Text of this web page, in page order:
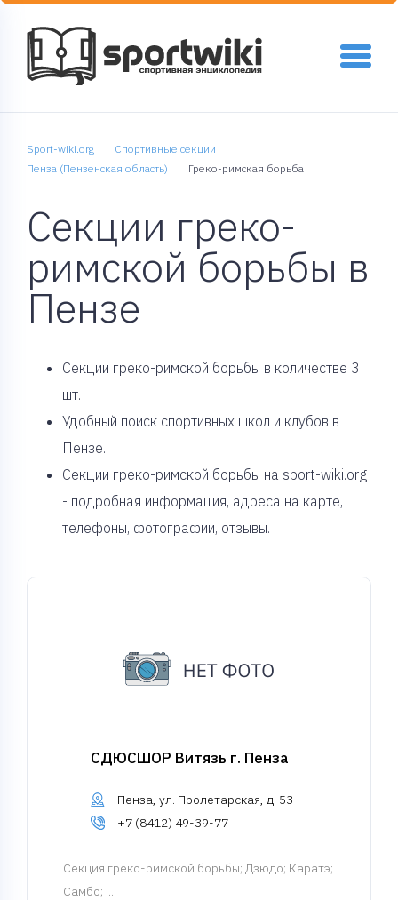
Sport-wiki.org
Спортивные секции
Пенза (Пензенская область)
Греко-римская борьба
Секции греко-
римской борьбы в
Пензе
Cекции греко-римской борьбы в количестве 3
шт.
Удобный поиск спортивных школ и клубов в
Пензе.
Секции греко-римской борьбы на sport-wiki.org
- подробная информация, адреса на карте,
телефоны, фотографии, отзывы.
СДЮСШОР Витязь г. Пенза
Пенза, ул. Пролетарская, д. 53
+7 (8412) 49-39-77
Cекция греко-римской борьбы; Дзюдо; Каратэ;
Самбо; ...